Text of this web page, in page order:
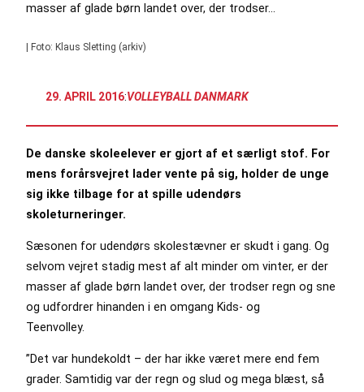
masser af glade børn landet over, der trodser…
| Foto: Klaus Sletting (arkiv)
29. APRIL 2016:VOLLEYBALL DANMARK
De danske skoleelever er gjort af et særligt stof. For
mens forårsvejret lader vente på sig, holder de unge
sig ikke tilbage for at spille udendørs
skoleturneringer.
Sæsonen for udendørs skolestævner er skudt i gang. Og
selvom vejret stadig mest af alt minder om vinter, er der
masser af glade børn landet over, der trodser regn og sne
og udfordrer hinanden i en omgang Kids- og
Teenvolley.
”Det var hundekoldt – der har ikke været mere end fem
grader. Samtidig var der regn og slud og mega blæst, så